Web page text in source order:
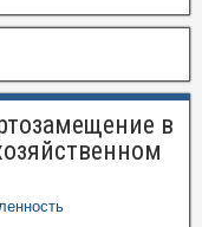
в